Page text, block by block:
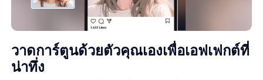
วาดการ์ตูนด้วยตัวคุณเองเพื่อเอฟเฟกต์ที่
น่าทึ่ง